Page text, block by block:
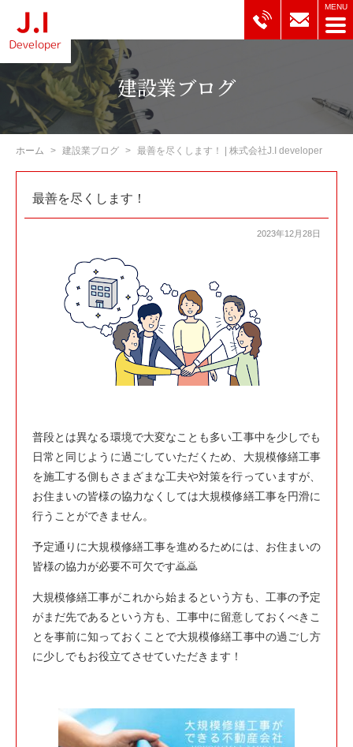
建設業ブログ
ホーム 建設業ブログ 最善を尽くします！ | 株式会社J.I developer
最善を尽くします！
2023年12月28日
普段とは異なる環境で大変なことも多い工事中を少しでも
日常と同じように過ごしていただくため、大規模修繕工事
を施工する側もさまざまな工夫や対策を行っていますが、
お住まいの皆様の協力なくしては大規模修繕工事を円滑に
行うことができません。
予定通りに大規模修繕工事を進めるためには、お住まいの
皆様の協力が必要不可欠です🙇🙇
大規模修繕工事がこれから始まるという方も、工事の予定
がまだ先であるという方も、工事中に留意しておくべきこ
とを事前に知っておくことで大規模修繕工事中の過ごし方
に少しでもお役立てさせていただきます！